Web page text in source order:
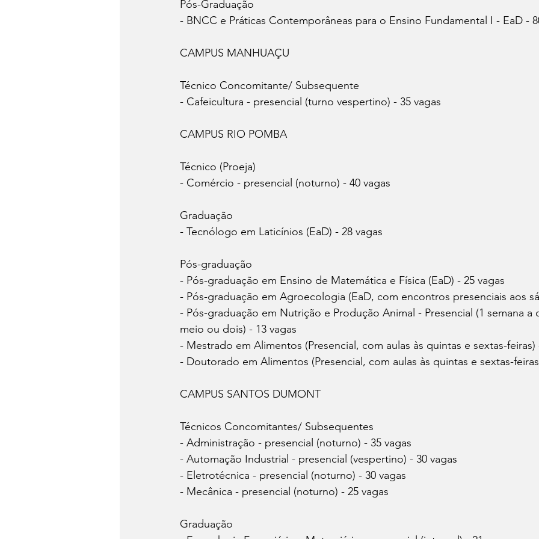
Pós-Graduação
- BNCC e Práticas Contemporâneas para o Ensino Fundamental I - EaD -
CAMPUS MANHUAÇU
Técnico Concomitante/ Subsequente
- Cafeicultura - presencial (turno vespertino) - 35 vagas
CAMPUS RIO POMBA
Técnico (Proeja)
- Comércio - presencial (noturno) - 40 vagas
Graduação
- Tecnólogo em Laticínios (EaD) - 28 vagas
Pós-graduação
- Pós-graduação em Ensino de Matemática e Física (EaD) - 25 vagas
- Pós-graduação em Agroecologia (EaD, com encontros presenciais aos
- Pós-graduação em Nutrição e Produção Animal - Presencial (1 semana a
meio ou dois) - 13 vagas
- Mestrado em Alimentos (Presencial, com aulas às quintas e sextas-feiras)
- Doutorado em Alimentos (Presencial, com aulas às quintas e sextas-
CAMPUS SANTOS DUMONT
Técnicos Concomitantes/ Subsequentes
- Administração - presencial (noturno) - 35 vagas
- Automação Industrial - presencial (vespertino) - 30 vagas
- Eletrotécnica - presencial (noturno) - 30 vagas
- Mecânica - presencial (noturno) - 25 vagas
Graduação